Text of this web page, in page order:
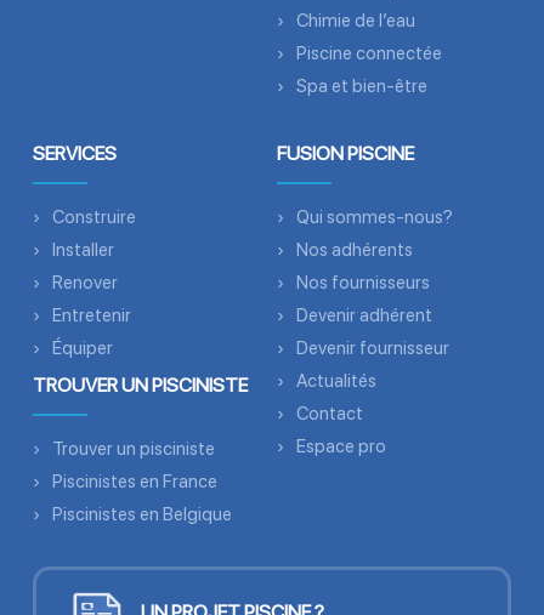
Chimie de l’eau
Piscine connectée
Spa et bien-être
SERVICES
Construire
Installer
Renover
Entretenir
Équiper
TROUVER UN PISCINISTE
Trouver un pisciniste
Piscinistes en France
Piscinistes en Belgique
FUSION PISCINE
Qui sommes-nous?
Nos adhérents
Nos fournisseurs
Devenir adhérent
Devenir fournisseur
Actualités
Contact
Espace pro